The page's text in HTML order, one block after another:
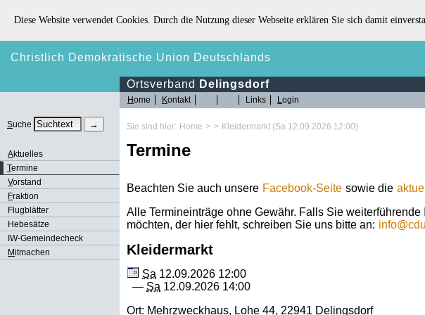
Diese Website verwendet Cookies. Durch die Nutzung dieser Webseite erklären Sie sich damit
Christlich Demokratische Union Deutschlands
Ortsverband Delingsdorf
Suche
Aktuelles
Termine
Vorstand
Fraktion
Flugblätter
Hebesätze
IW-Gemeindecheck
Mitmachen
Home Kontakt Links Login
Sie sind hier: Home > > Kleidermarkt (Sa 12.09.2026 12:00)
Termine
Beachten Sie auch unsere Facebook-Seite sowie die
Alle Termineinträge ohne Gewähr. Falls Sie
möchten, der hier fehlt, schreiben Sie uns bitte an: info@
Kleidermarkt
Sa 12.09.2026 12:00
— Sa 12.09.2026 14:00
Ort: Mehrzweckhaus, Lohe 44, 22941 Delingsdorf